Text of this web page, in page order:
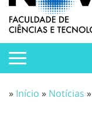
» Início » Notícias »